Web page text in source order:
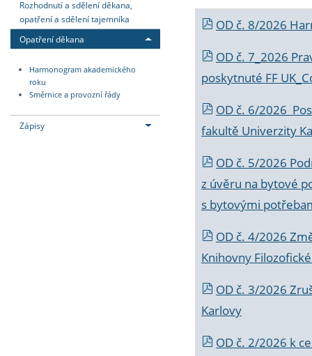
Rozhodnutí a sdělení děkana,
opatření a sdělení tajemníka
Opatření děkana
Harmonogram akademického
roku
Směrnice a provozní řády
Zápisy
OD č. 8/2026
OD č. 7_2026
poskytnuté FF
OD č. 6/2026
fakultě Univerzity
OD č. 5/2026
z úvěru na bytové
s bytovými
OD č. 4/2026
Knihovny
OD č. 3/2026
Karlovy
OD č. 2/2026 k